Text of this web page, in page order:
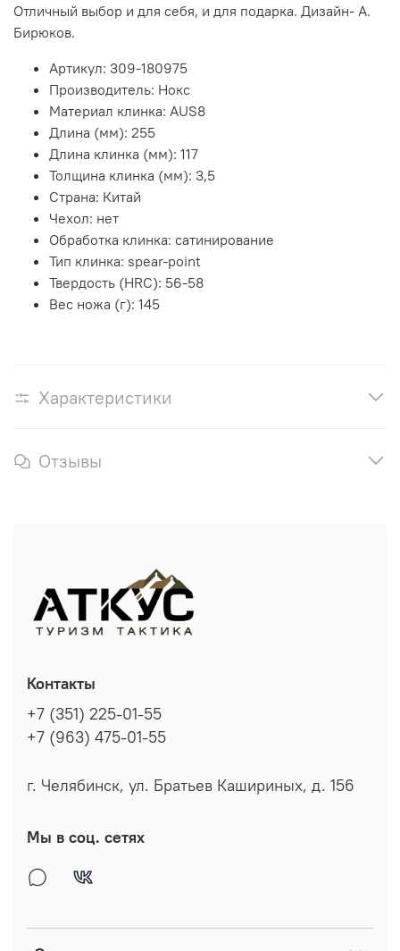
Отличный выбор и для себя, и для подарка. Дизайн- А.
Бирюков.
Артикул: 309-180975
Производитель: Нокс
Материал клинка: AUS8
Длина (мм): 255
Длина клинка (мм): 117
Толщина клинка (мм): 3,5
Страна: Китай
Чехол: нет
Обработка клинка: сатинирование
Тип клинка: spear-point
Твердость (HRC): 56-58
Вес ножа (г): 145
Характеристики
Отзывы
Контакты
+7 (351) 225-01-55
+7 (963) 475-01-55
г. Челябинск, ул. Братьев Кашириных, д. 156
Мы в соц. сетях